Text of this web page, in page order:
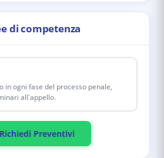
di competenza
in ogni fase del processo penale,
all'appello.
Richiedi Preventivi